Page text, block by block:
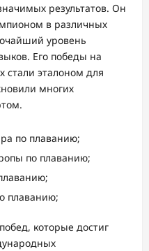
результатов. Он
в различных
уровень
Его победы на
эталоном для
многих
по плаванию;
по плаванию;
плаванию;
которые достиг